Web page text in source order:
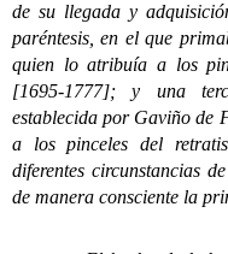
de su llegada y
paréntesis, en el que
quien lo atribuía a los
[1695-1777]; y una
establecida por Gaviño de
a los pinceles del
diferentes circunstancias
de manera consciente la